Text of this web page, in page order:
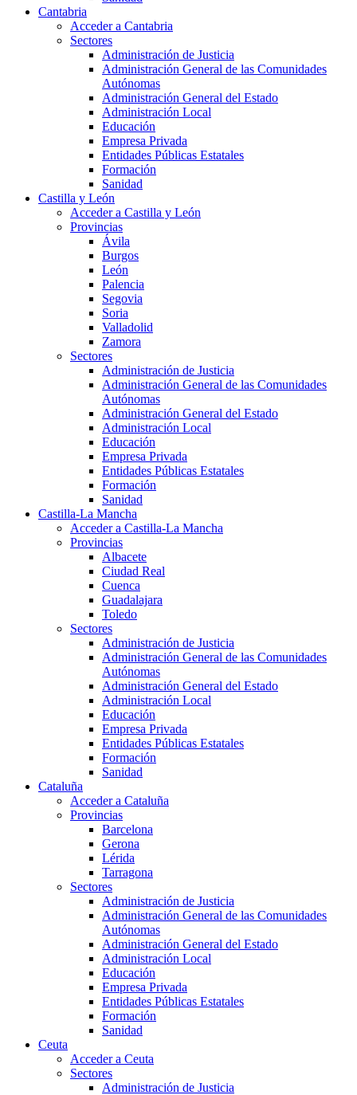
Cantabria
Acceder a Cantabria
Sectores
Administración de Justicia
Administración General de las Comunidades
Autónomas
Administración General del Estado
Administración Local
Educación
Empresa Privada
Entidades Públicas Estatales
Formación
Sanidad
Castilla y León
Acceder a Castilla y León
Provincias
Ávila
Burgos
León
Palencia
Segovia
Soria
Valladolid
Zamora
Sectores
Administración de Justicia
Administración General de las Comunidades
Autónomas
Administración General del Estado
Administración Local
Educación
Empresa Privada
Entidades Públicas Estatales
Formación
Sanidad
Castilla-La Mancha
Acceder a Castilla-La Mancha
Provincias
Albacete
Ciudad Real
Cuenca
Guadalajara
Toledo
Sectores
Administración de Justicia
Administración General de las Comunidades
Autónomas
Administración General del Estado
Administración Local
Educación
Empresa Privada
Entidades Públicas Estatales
Formación
Sanidad
Cataluña
Acceder a Cataluña
Provincias
Barcelona
Gerona
Lérida
Tarragona
Sectores
Administración de Justicia
Administración General de las Comunidades
Autónomas
Administración General del Estado
Administración Local
Educación
Empresa Privada
Entidades Públicas Estatales
Formación
Sanidad
Ceuta
Acceder a Ceuta
Sectores
Administración de Justicia